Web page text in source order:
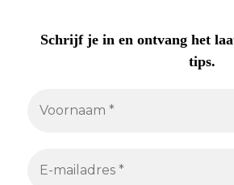
Schrijf je in en ontvang het
tips.